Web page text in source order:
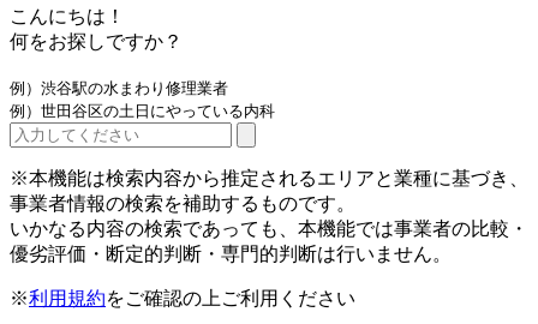
こんにちは！
何をお探しですか？
例）渋谷駅の水まわり修理業者
例）世田谷区の土日にやっている内科
※本機能は検索内容から推定されるエリアと業種に基づき、
事業者情報の検索を補助するものです。
いかなる内容の検索であっても、本機能では事業者の比較・
優劣評価・断定的判断・専門的判断は行いません。
※利用規約をご確認の上ご利用ください